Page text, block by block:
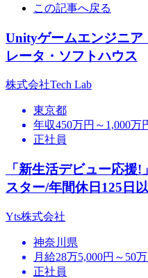
この記事へ戻る
Unityゲームエンジニア
レータ・ソフトハウス
株式会社Tech Lab
東京都
年収450万円～1,000万
正社員
「新生活デビュー応援
スター/年間休日125日
Yts株式会社
神奈川県
月給28万5,000円～50万
正社員